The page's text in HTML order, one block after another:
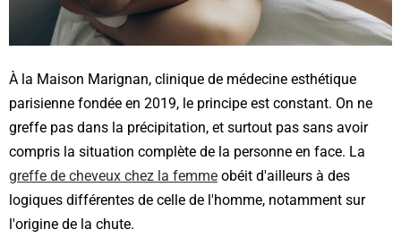
À la Maison Marignan, clinique de médecine esthétique
parisienne fondée en 2019, le principe est constant. On ne
greffe pas dans la précipitation, et surtout pas sans avoir
compris la situation complète de la personne en face. La
greffe de cheveux chez la femme obéit d'ailleurs à des
logiques différentes de celle de l'homme, notamment sur
l'origine de la chute.